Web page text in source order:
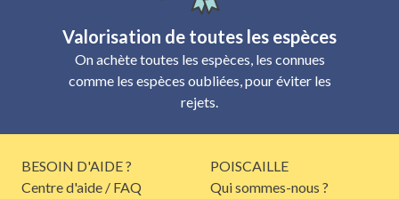
Valorisation de toutes les espèces
On achète toutes les espèces, les connues
comme les espèces oubliées, pour éviter les
rejets.
BESOIN D'AIDE ?
Centre d'aide / FAQ
POISCAILLE
Qui sommes-nous ?